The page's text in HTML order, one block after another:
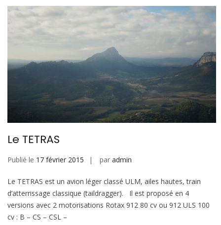
Le TETRAS
Publié le 17 février 2015 par admin
Le TETRAS est un avion léger classé ULM, ailes hautes, train
d’atterrissage classique (taildragger). Il est proposé en 4
versions avec 2 motorisations Rotax 912 80 cv ou 912 ULS 100
cv : B – CS – CSL –